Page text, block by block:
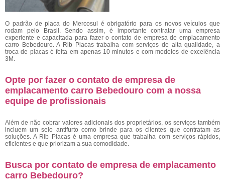
O padrão de placa do Mercosul é obrigatório para os novos veículos que
rodam pelo Brasil. Sendo assim, é importante contratar uma empresa
experiente e capacitada para fazer o contato de empresa de emplacamento
carro Bebedouro. A Rib Placas trabalha com serviços de alta qualidade, a
troca de placas é feita em apenas 10 minutos e com modelos de excelência
3M.
Opte por fazer o contato de empresa de
emplacamento carro Bebedouro com a nossa
equipe de profissionais
Além de não cobrar valores adicionais dos proprietários, os serviços também
incluem um selo antifurto como brinde para os clientes que contratam as
soluções. A Rib Placas é uma empresa que trabalha com serviços rápidos,
eficientes e que priorizam a sua comodidade.
Busca por contato de empresa de emplacamento
carro Bebedouro?